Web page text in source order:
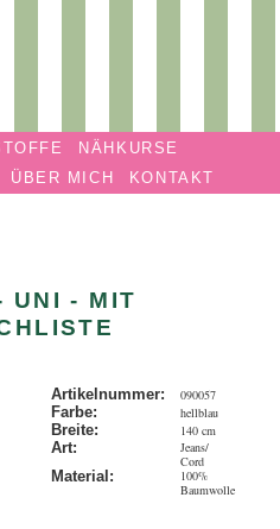
NÄHKURSE
ÜBER MICH KONTAKT
UNI - MIT
Artikelnummer:
090057
Farbe:
hellblau
Breite:
140 cm
Art:
Jeans/
Cord
Material:
100%
Baumwolle